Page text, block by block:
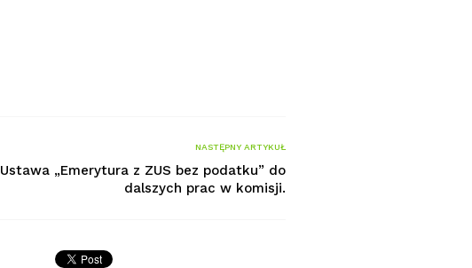
NASTĘPNY ARTYKUŁ
Ustawa „Emerytura z ZUS bez podatku” do
dalszych prac w komisji.